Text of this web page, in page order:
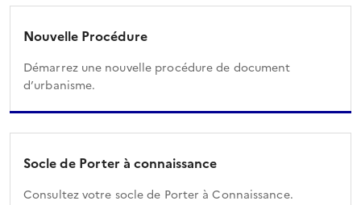
Nouvelle Procédure
Démarrez une nouvelle procédure de document
d’urbanisme.
Socle de Porter à connaissance
Consultez votre socle de Porter à Connaissance.